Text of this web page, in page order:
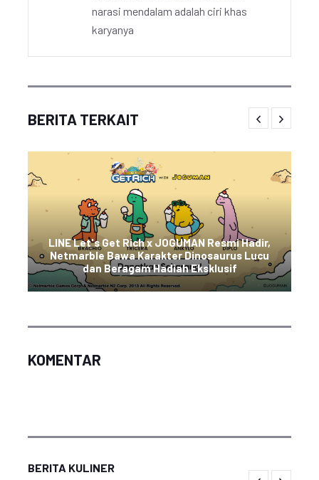
narasi mendalam adalah ciri khas
karyanya
BERITA TERKAIT
LINE Let's Get Rich x JOGUMAN Resmi Hadir,
Netmarble Bawa Karakter Dinosaurus Lucu
dan Beragam Hadiah Eksklusif
KOMENTAR
BERITA KULINER